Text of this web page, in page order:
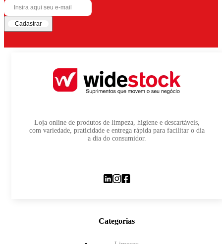
Cadastrar
Loja online de produtos de limpeza, higiene e descartáveis,
com variedade, praticidade e entrega rápida para facilitar o dia
a dia do consumidor.
Categorias